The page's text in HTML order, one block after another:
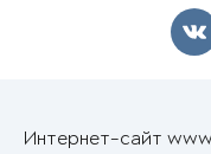
Интернет-сайт